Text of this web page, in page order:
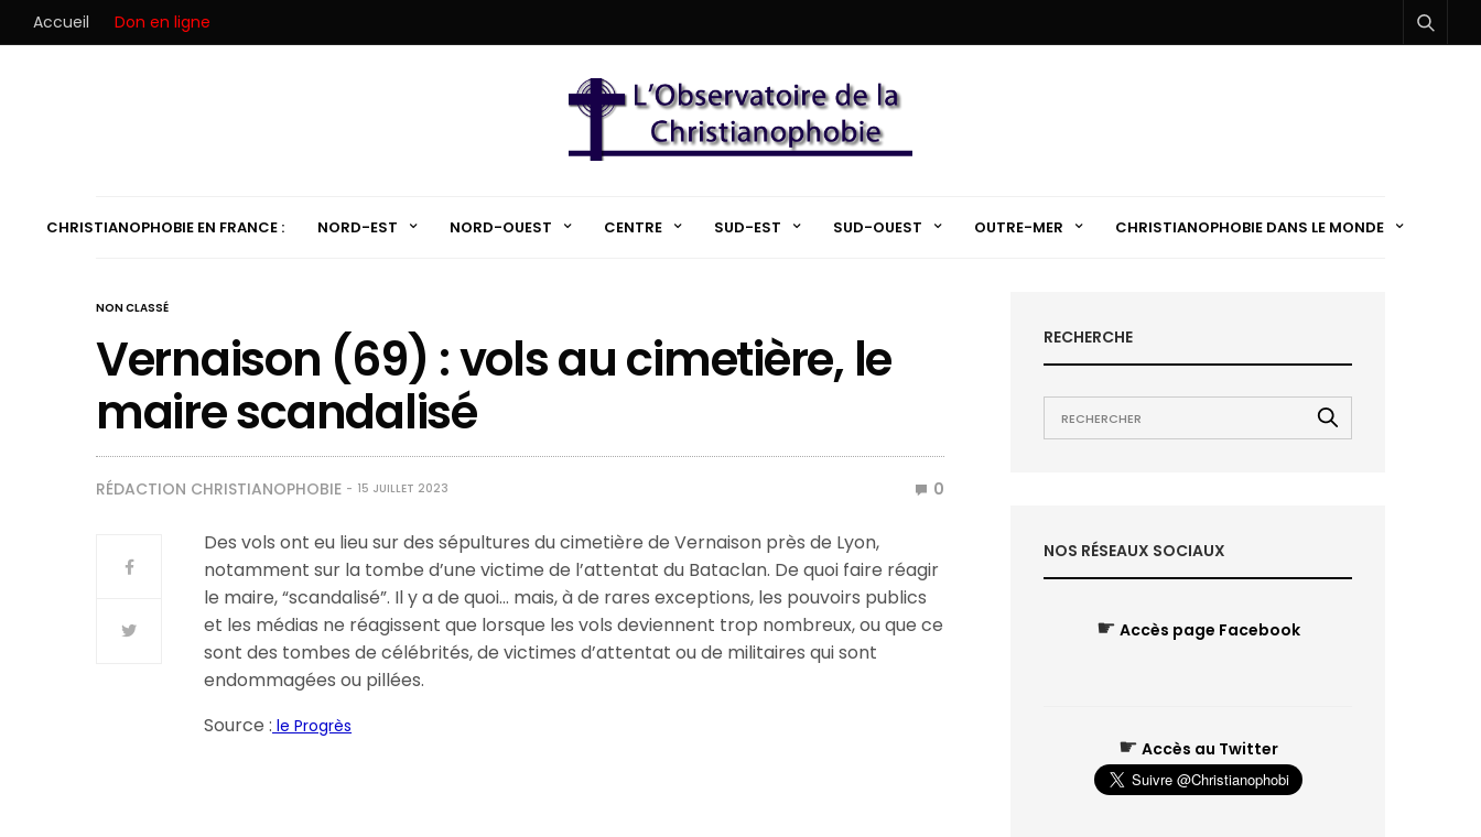
Accueil Don en ligne
CHRISTIANOPHOBIE EN FRANCE : NORD-EST NORD-OUEST CENTRE SUD-EST SUD-OUEST OUTRE-MER CHRISTIANOPHOBIE DANS LE MONDE
NON CLASSÉ
Vernaison (69) : vols au cimetière, le
maire scandalisé
RÉDACTION CHRISTIANOPHOBIE 15 JUILLET 2023 0
Des vols ont eu lieu sur des sépultures du cimetière de Vernaison près de Lyon,
notamment sur la tombe d’une victime de l’attentat du Bataclan. De quoi faire réagir
le maire, “scandalisé”. Il y a de quoi… mais, à de rares exceptions, les pouvoirs publics
et les médias ne réagissent que lorsque les vols deviennent trop nombreux, ou que ce
sont des tombes de célébrités, de victimes d’attentat ou de militaires qui sont
endommagées ou pillées.
Source : le Progrès
RECHERCHE
NOS RÉSEAUX SOCIAUX
☛ Accès page Facebook
☛ Accès au Twitter